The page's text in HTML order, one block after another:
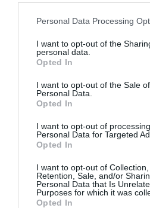
Personal Data Processing
I want to opt-out of the
personal data.
Opted In
I want to opt-out of the Sale
Personal Data.
Opted In
I want to opt-out of
Personal Data for Targeted
Opted In
I want to opt-out of Collection,
Retention, Sale, and/or
Personal Data that Is
Purposes for which it was
Opted In
Σχετικά